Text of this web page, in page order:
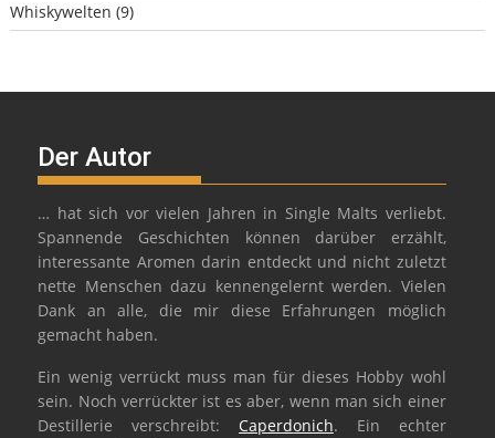
Whiskywelten (9)
Der Autor
… hat sich vor vielen Jahren in Single Malts verliebt.
Spannende Geschichten können darüber erzählt,
interessante Aromen darin entdeckt und nicht zuletzt
nette Menschen dazu kennengelernt werden. Vielen
Dank an alle, die mir diese Erfahrungen möglich
gemacht haben.
Ein wenig verrückt muss man für dieses Hobby wohl
sein. Noch verrückter ist es aber, wenn man sich einer
Destillerie verschreibt: Caperdonich. Ein echter